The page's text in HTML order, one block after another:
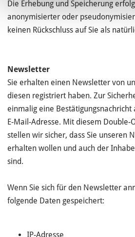
Die Erhebung und Speicherung
anonymisierter oder
keinen Rückschluss auf Sie als
Newsletter
Sie erhalten einen Newsletter von
diesen registriert haben. Zur
einmalig eine
E-Mail-Adresse. Mit diesem Double-
stellen wir sicher, dass Sie unseren
erhalten wollen und auch der
sind.
Wenn Sie sich für den Newsletter
folgende Daten gespeichert:
IP-Adresse